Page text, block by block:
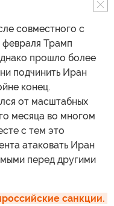
совместного с
Трамп
прошло более
подчинить Иран
конец.
от масштабных
месяца во многом
с тем это
атаковать Иран
перед другими
санкции.